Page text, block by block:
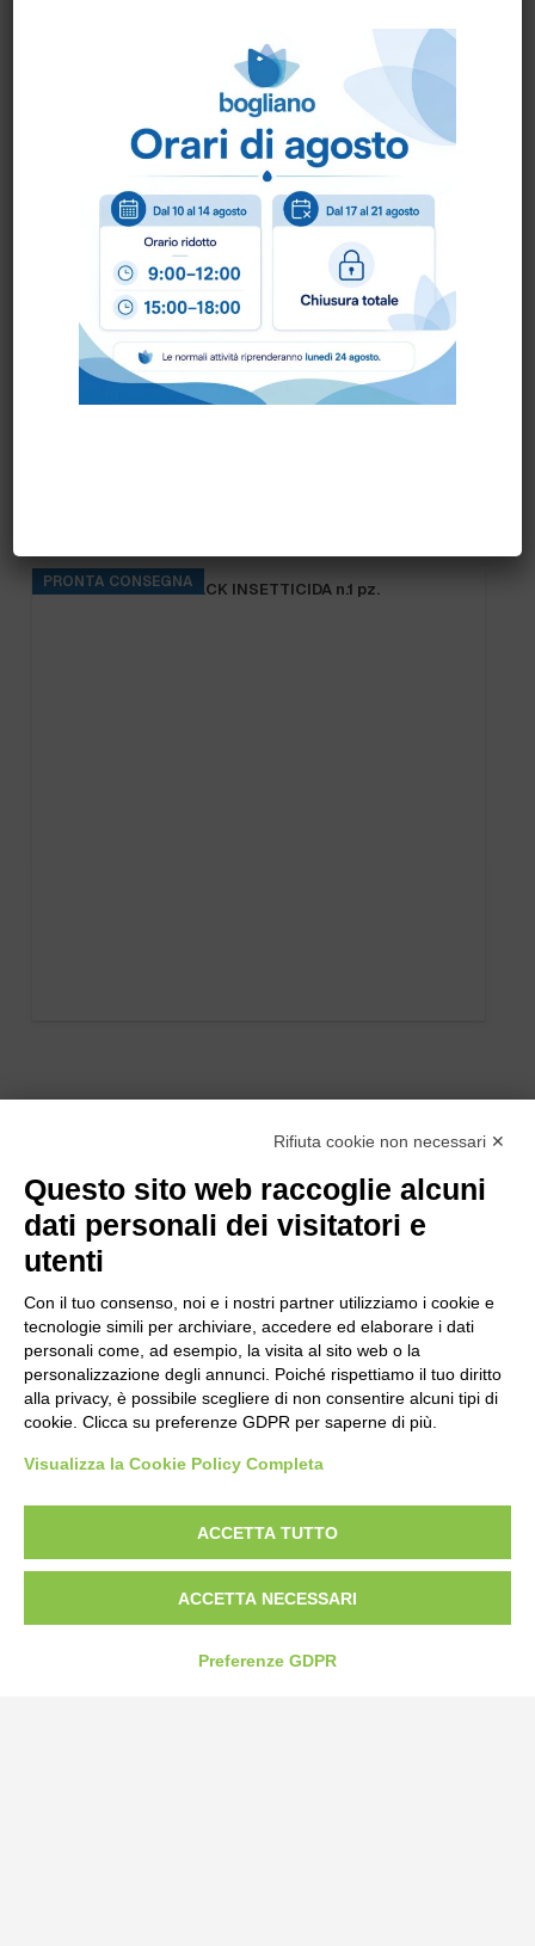
Come ordinare?
Puoi ordinare chiamando al0172 478161oppure
scrivendo una mail ainfo@bogliano.it.
Per ogni informazione siamo a disposizione.
PRONTA CONSEGNA
TIGER LED 13W BLACK INSETTICIDA n.1 pz.
Strada Statale 231 Alba-Bra
Tel:0172-478161
Rifiuta cookie non necessari ✕
Questo sito web raccoglie alcuni
dati personali dei visitatori e
utenti
Con il tuo consenso, noi e i nostri partner utilizziamo i cookie e
tecnologie simili per archiviare, accedere ed elaborare i dati
personali come, ad esempio, la visita al sito web o la
personalizzazione degli annunci. Poiché rispettiamo il tuo diritto
alla privacy, è possibile scegliere di non consentire alcuni tipi di
cookie. Clicca su preferenze GDPR per saperne di più.
Visualizza la Cookie Policy Completa
ACCETTA TUTTO
ACCETTA NECESSARI
Preferenze GDPR